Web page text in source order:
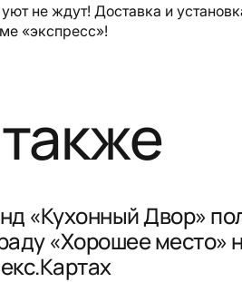
не ждут! Доставка и
«экспресс»!
«Кухонный Двор»
«Хорошее место»